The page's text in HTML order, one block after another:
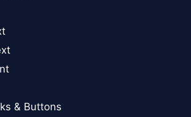
& Buttons